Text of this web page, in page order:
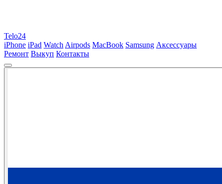
Telo24
iPhone iPad Watch Airpods MacBook Samsung Аксессуары
Ремонт Выкуп Контакты